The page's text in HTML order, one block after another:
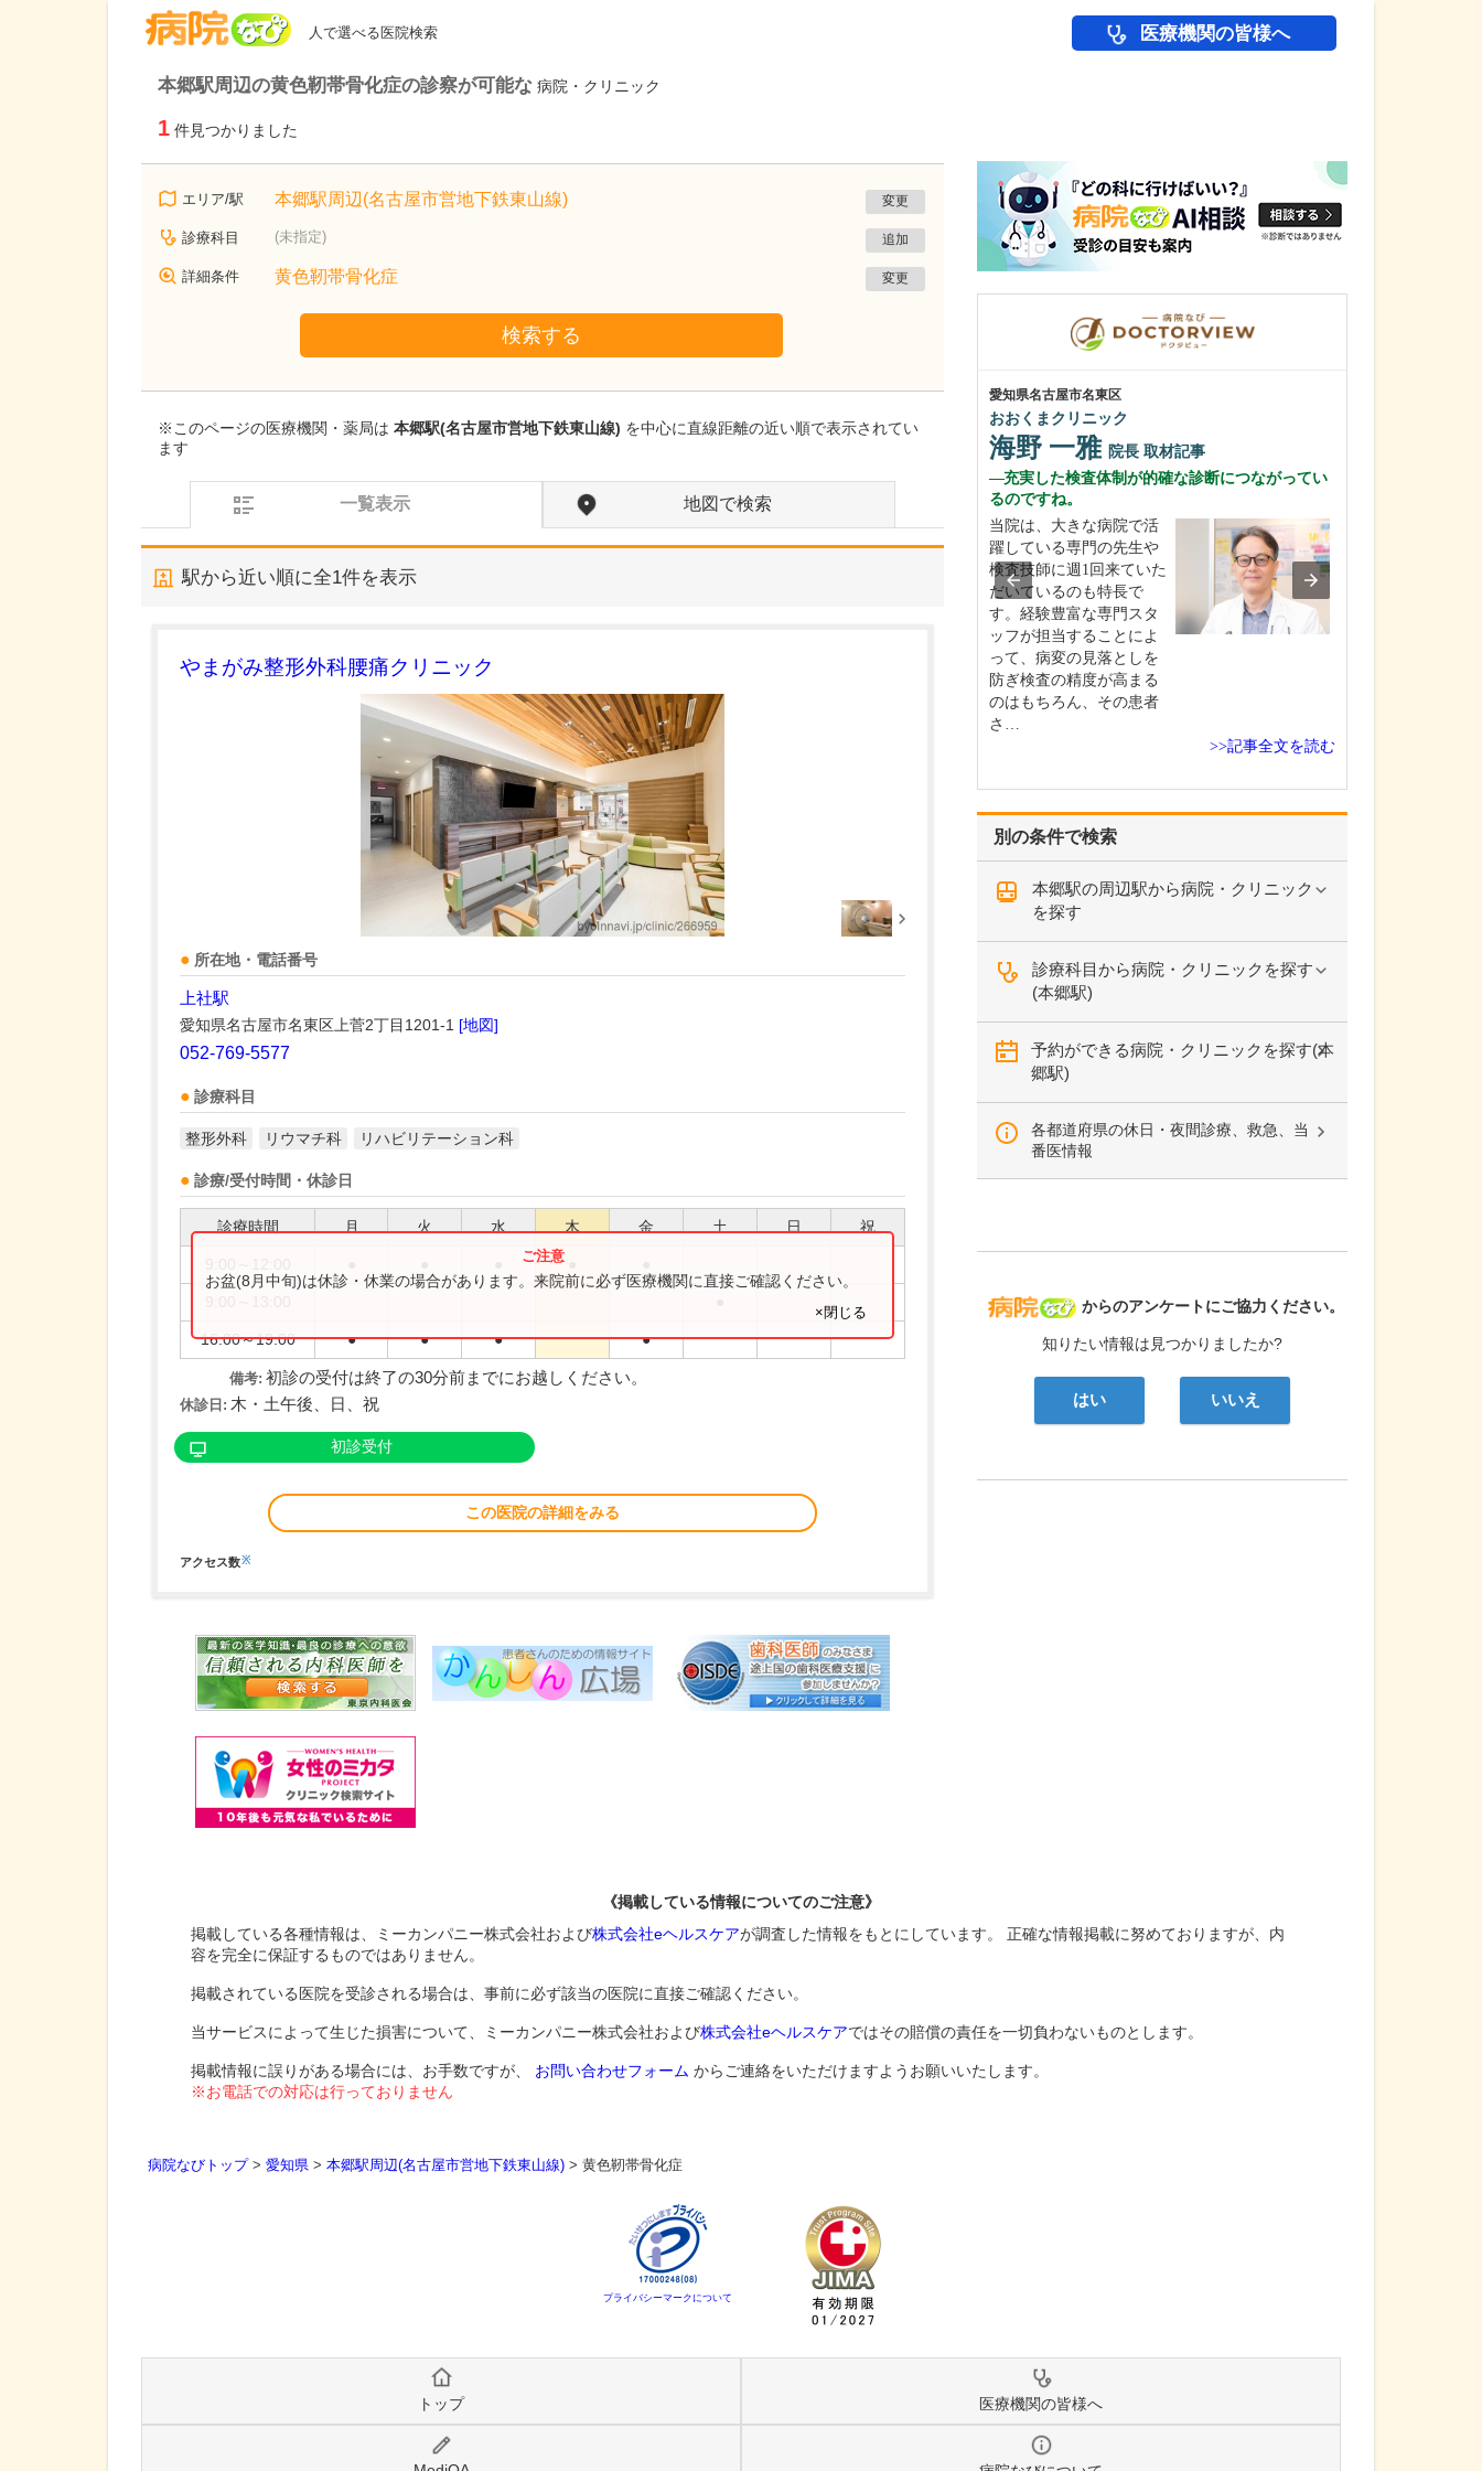
人で選べる医院検索 医療機関の皆様へ
本郷駅周辺の黄色靭帯骨化症の診察が可能な 病院・クリニック
1 件見つかりました
エリア/駅 本郷駅周辺(名古屋市営地下鉄東山線) 変更
診療科目 (未指定) 追加
詳細条件 黄色靭帯骨化症 変更
検索する
※このページの医療機関・薬局は 本郷駅(名古屋市営地下鉄東山線) を中心に直線距離の近い順で表示されてい
ます
一覧表示 地図で検索
駅から近い順に全1件を表示
やまがみ整形外科腰痛クリニック
所在地・電話番号
上社駅
愛知県名古屋市名東区上菅2丁目1201-1 [地図]
052-769-5577
診療科目
整形外科 リウマチ科 リハビリテーション科
診療/受付時間・休診日
診療時間 月 火 水 木 金 土 日 祝
16:00～19:00 ● ● ● ●
お盆(8月中旬)は休診・休業の場合があります。来院前に必ず医療機関に直接ご確認ください。
×閉じる
備考: 初診の受付は終了の30分前までにお越しください。
休診日: 木・土午後、日、祝
初診受付
この医院の詳細をみる
アクセス数※
別の条件で検索
本郷駅の周辺駅から病院・クリニック
を探す
診療科目から病院・クリニックを探す
(本郷駅)
予約ができる病院・クリニックを探す(本
郷駅)
各都道府県の休日・夜間診療、救急、当
番医情報
病院なび
からのアンケートにご協力ください。
知りたい情報は見つかりましたか?
はい いいえ
愛知県名古屋市名東区
おおくまクリニック
海野 一雅 院長 取材記事
充実した検査体制が的確な診断につながってい
るのですね。
当院は、大きな病院で活
躍している専門の先生や
検査技師に週1回来ていた
だいているのも特長で
す。経験豊富な専門スタ
ッフが担当することによ
って、病変の見落としを
防ぎ検査の精度が高まる
のはもちろん、その患者
さ…
>>記事全文を読む
東京都練馬区
高橋医院
先生が日々の診療で心がけていることをお聞か
せください。
小児科の診療には親御さ
んが付き添っていますの
えで治療を進めるように
心…
《掲載している情報についてのご注意》
掲載している各種情報は、ミーカンパニー株式会社および株式会社eヘルスケアが調査した情報をもとにしています。 正確な情報掲載に努めておりますが、内
容を完全に保証するものではありません。
掲載されている医院を受診される場合は、事前に必ず該当の医院に直接ご確認ください。
当サービスによって生じた損害について、ミーカンパニー株式会社および株式会社eヘルスケアではその賠償の責任を一切負わないものとします。
掲載情報に誤りがある場合には、お手数ですが、 お問い合わせフォーム からご連絡をいただけますようお願いいたします。
※お電話での対応は行っておりません
病院なびトップ> 愛知県 > 本郷駅周辺(名古屋市営地下鉄東山線) > 黄色靭帯骨化症
プライバシーマークについて
トップ 医療機関の皆様へ